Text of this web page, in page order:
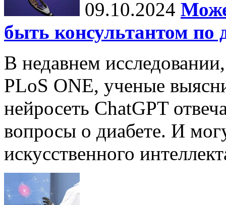
09.10.2024
быть консультантом по
В недавнем
PLoS ONE, ученые
нейросеть ChatGPT
вопросы о диабете. И
искусственного